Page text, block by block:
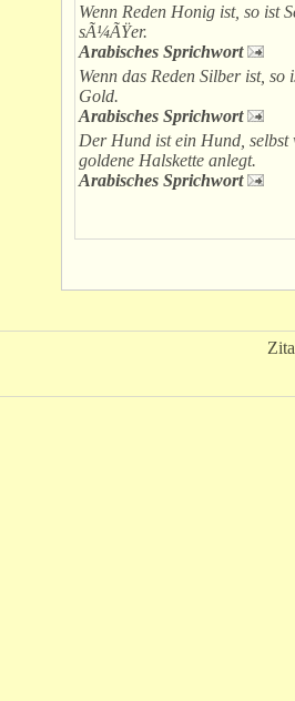
Wenn Reden Honig ist, so ist
sÃ¼ÃŸer.
Arabisches Sprichwort
Wenn das Reden Silber ist, so
Gold.
Arabisches Sprichwort
Der Hund ist ein Hund, selbst
goldene Halskette anlegt.
Arabisches Sprichwort